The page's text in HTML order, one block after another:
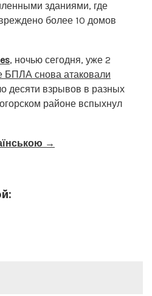
зданиями, где
более 10 домов
, ночью сегодня, уже 2
БПЛА снова атаковали
десяти взрывов в разных
районе вспыхнул
→